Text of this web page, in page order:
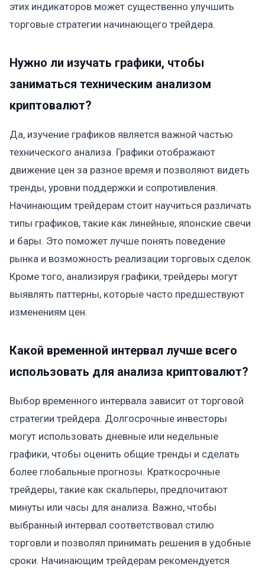
этих индикаторов может существенно улучшить
торговые стратегии начинающего трейдера.
Нужно ли изучать графики, чтобы
заниматься техническим анализом
криптовалют?
Да, изучение графиков является важной частью
технического анализа. Графики отображают
движение цен за разное время и позволяют видеть
тренды, уровни поддержки и сопротивления.
Начинающим трейдерам стоит научиться различать
типы графиков, такие как линейные, японские свечи
и бары. Это поможет лучше понять поведение
рынка и возможность реализации торговых сделок.
Кроме того, анализируя графики, трейдеры могут
выявлять паттерны, которые часто предшествуют
изменениям цен.
Какой временной интервал лучше всего
использовать для анализа криптовалют?
Выбор временного интервала зависит от торговой
стратегии трейдера. Долгосрочные инвесторы
могут использовать дневные или недельные
графики, чтобы оценить общие тренды и сделать
более глобальные прогнозы. Краткосрочные
трейдеры, такие как скальперы, предпочитают
минуты или часы для анализа. Важно, чтобы
выбранный интервал соответствовал стилю
торговли и позволял принимать решения в удобные
сроки. Начинающим трейдерам рекомендуется